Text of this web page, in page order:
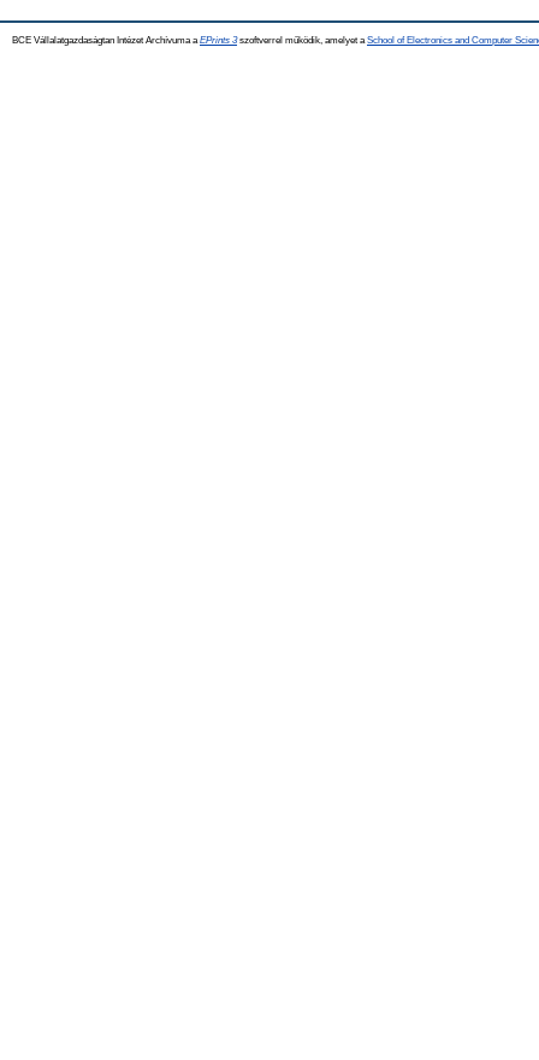
BCE Vállalatgazdaságtan Intézet Archívuma a EPrints 3szoftverrel működik, amelyet a School of Electronics and Computer